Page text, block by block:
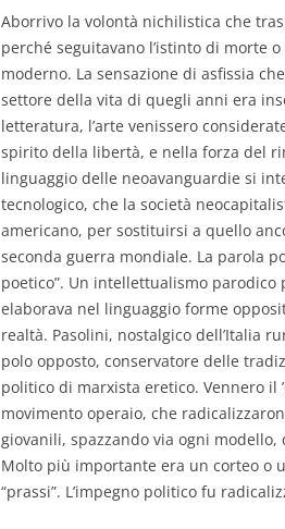
Aborrivo la volontà nichilistica che
perché seguitavano l’istinto di morte
moderno. La sensazione di asfissia
settore della vita di quegli anni era
letteratura, l’arte venissero
spirito della libertà, e nella forza del
linguaggio delle neoavanguardie si
tecnologico, che la società
americano, per sostituirsi a quello
seconda guerra mondiale. La parola
poetico”. Un intellettualismo parodico
elaborava nel linguaggio forme
realtà. Pasolini, nostalgico dell’Italia
polo opposto, conservatore delle
politico di marxista eretico. Vennero il
movimento operaio, che
giovanili, spazzando via ogni
Molto più importante era un corteo o
“prassi”. L’impegno politico fu